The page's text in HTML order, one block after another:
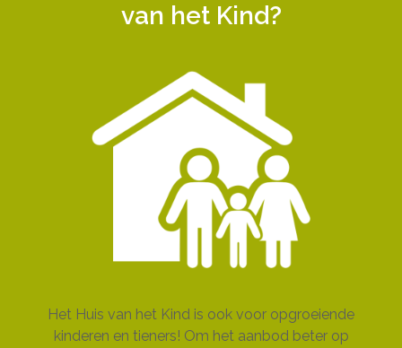
van het Kind?
Het Huis van het Kind is ook voor opgroeiende
kinderen en tieners! Om het aanbod beter op